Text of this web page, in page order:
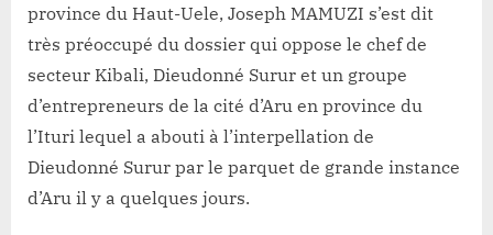
du
terroir
Joseph
MAMUZI
les
deux
province du Haut-Uele, Joseph MAMUZI s’est dit
très préoccupé du dossier qui oppose le chef de
secteur Kibali, Dieudonné Surur et un groupe
d’entrepreneurs de la cité d’Aru en province du
l’Ituri lequel a abouti à l’interpellation de
Dieudonné Surur par le parquet de grande instance
d’Aru il y a quelques jours.